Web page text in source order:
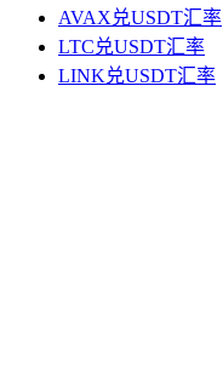
AVAX兑USDT汇率
LTC兑USDT汇率
LINK兑USDT汇率